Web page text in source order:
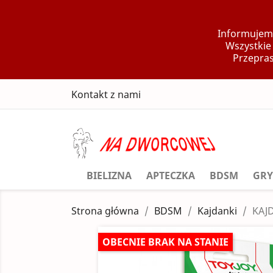
Kontakt z nami
BIELIZNA APTECZKA BDSM GRY
Strona główna BDSM Kajdanki
OBECNIE BRAK NA STANIE